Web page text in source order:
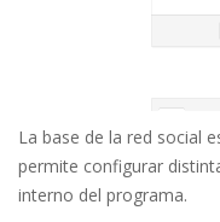
La base de la red social
permite configurar
interno del programa.